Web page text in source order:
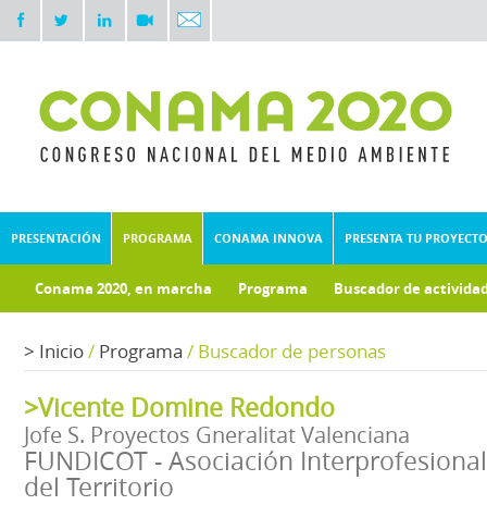
PRESENTACIÓN PROGRAMA CONAMA INNOVA PRESENTA TU PROYECTO
Conama 2020, en marcha Programa Buscador de
> Inicio/ Programa / Buscador de personas
>Vicente Domine Redondo
Jofe S. Proyectos Gneralitat Valenciana
FUNDICOT - Asociación
del Territorio